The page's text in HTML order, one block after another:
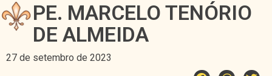
PE. MARCELO TENÓRIO
DE ALMEIDA
27 de setembro de 2023